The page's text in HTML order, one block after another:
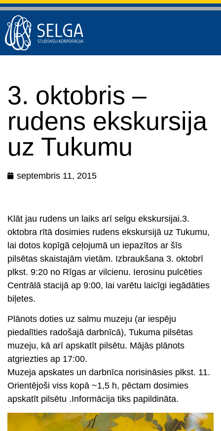
3. oktobris –
rudens ekskursija
uz Tukumu
septembris 11, 2015
Klāt jau rudens un laiks arī selgu ekskursijai.3.
oktobra rītā dosimies rudens ekskursijā uz Tukumu,
lai dotos kopīgā ceļojumā un iepazītos ar šīs
pilsētas skaistajām vietām. Izbraukšana 3. oktobrī
plkst. 9:20 no Rīgas ar vilcienu. Ierosinu pulcēties
Centrālā stacijā ap 9:00, lai varētu laicīgi iegādāties
biļetes.
Plānots doties uz salmu muzeju (ar iespēju
piedalīties radošajā darbnīcā), Tukuma pilsētas
muzeju, kā arī apskatīt pilsētu. Mājās plānots
atgriezties ap 17:00.
Muzeja apskates un darbnīca norisināsies plkst. 11.
Orientējoši viss kopā ~1,5 h, pēctam dosimies
apskatīt pilsētu .Informācija tiks papildināta.